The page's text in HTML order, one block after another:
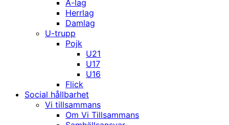
A-lag
Herrlag
Damlag
U-trupp
Pojk
U21
U17
U16
Flick
Social hållbarhet
Vi tillsammans
Om Vi Tillsammans